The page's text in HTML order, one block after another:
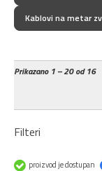
Kablovi na metar
Prikazano1 – 20 od 16
Filteri
proizvod je dostupan